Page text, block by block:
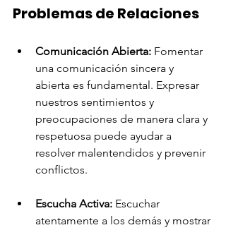
Problemas de Relaciones
Comunicación Abierta: Fomentar
una comunicación sincera y
abierta es fundamental. Expresar
nuestros sentimientos y
preocupaciones de manera clara y
respetuosa puede ayudar a
resolver malentendidos y prevenir
conflictos.
Escucha Activa: Escuchar
atentamente a los demás y mostrar